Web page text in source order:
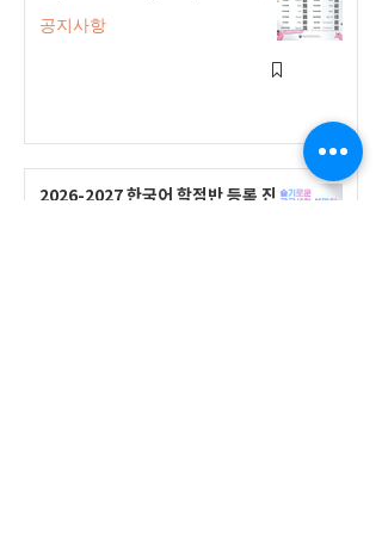
공지사항
2026-2027 한국어 학점반 등록 진